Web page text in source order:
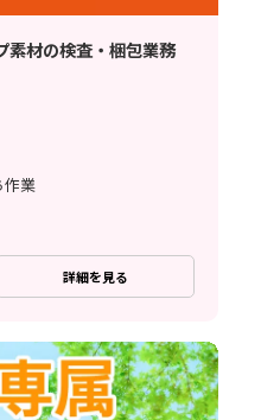
素材の検査・梱包業務
作業
詳細を見る